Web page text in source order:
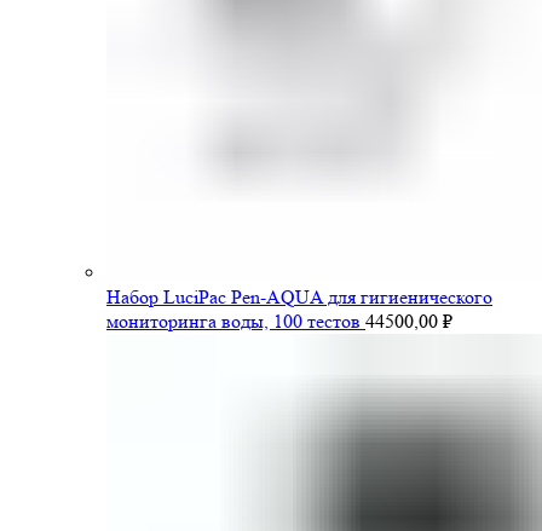
Набор LuciPac Pen-AQUA для гигиенического
мониторинга воды, 100 тестов 44500,00 ₽